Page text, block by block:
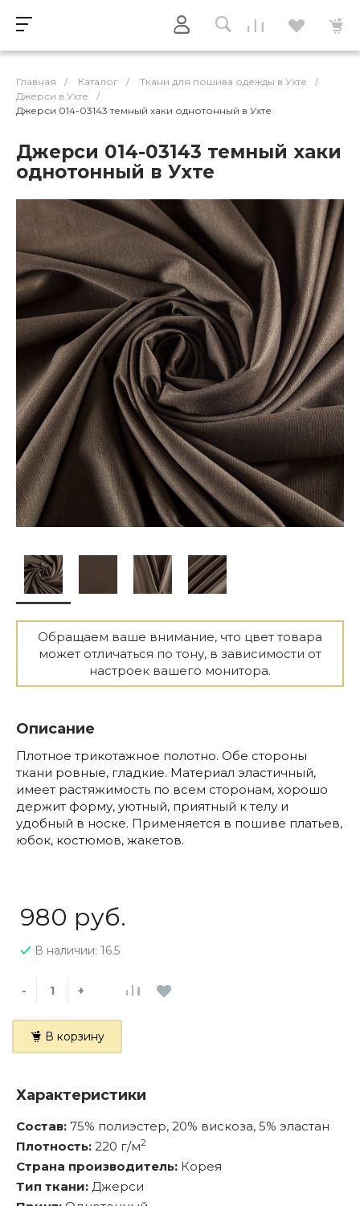
Главная / Каталог / Ткани для пошива одежды в Ухте
/
Джерси в Ухте
/
Джерси 014-03143 темный хаки однотонный в Ухте
Джерси 014-03143 темный хаки
однотонный в Ухте
Обращаем ваше внимание, что цвет товара
может отличаться по тону, в зависимости от
настроек вашего монитора.
Описание
Плотное трикотажное полотно. Обе стороны
ткани ровные, гладкие. Материал эластичный,
имеет растяжимость по всем сторонам, хорошо
держит форму, уютный, приятный к телу и
удобный в носке. Применяется в пошиве платьев,
юбок, костюмов, жакетов.
980 руб.
В наличии: 16.5
- +
В корзину
Характеристики
Состав: 75% полиэстер, 20% вискоза, 5% эластан
Плотность: 220 г/м2
Страна производитель: Корея
Тип ткани: Джерси